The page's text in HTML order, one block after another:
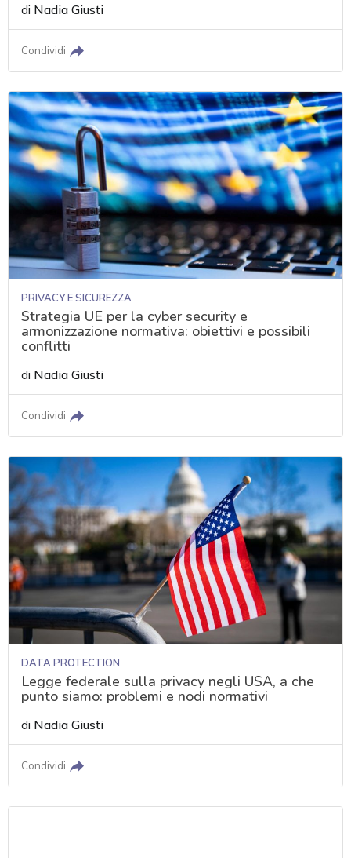
di Nadia Giusti
Condividi
PRIVACY E SICUREZZA
Strategia UE per la cyber security e
armonizzazione normativa: obiettivi e possibili
conflitti
di Nadia Giusti
Condividi
DATA PROTECTION
Legge federale sulla privacy negli USA, a che
punto siamo: problemi e nodi normativi
di Nadia Giusti
Condividi